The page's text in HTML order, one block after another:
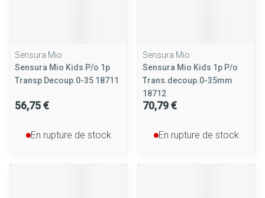
Sensura Mio
Sensura Mio Kids P/o 1p
Transp Decoup.0-35 18711
56,75 €
En rupture de stock
Sensura Mio
Sensura Mio Kids 1p P/o
Trans.decoup.0-35mm
18712
70,79 €
En rupture de stock